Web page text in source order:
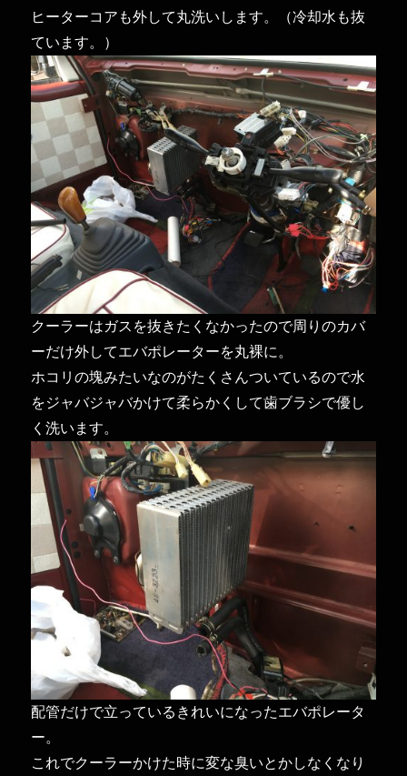
ヒーターコアも外して丸洗いします。（冷却水も抜
ています。）
クーラーはガスを抜きたくなかったので周りのカバ
ーだけ外してエバポレーターを丸裸に。
ホコリの塊みたいなのがたくさんついているので水
をジャバジャバかけて柔らかくして歯ブラシで優し
く洗います。
配管だけで立っているきれいになったエバポレータ
ー。
これでクーラーかけた時に変な臭いとかしなくなり